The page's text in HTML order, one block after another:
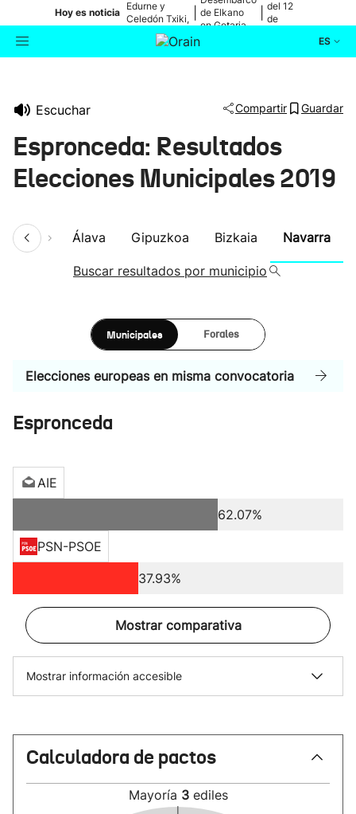
Hoy es noticia
Edurne y
Celedón Txiki,
en directo
de Elkano
en Getaria
del 12
de
ES
Cultura
Escuchar Compartir Guardar
Espronceda: Resultados
Elecciones Municipales 2019
Álava Gipuzkoa Bizkaia Navarra
Buscar resultados por municipio
Municipales Forales
Elecciones europeas en misma convocatoria
Espronceda
AIE
62.07%
PSN-PSOE
37.93%
Mostrar comparativa
Mostrar información accesible
Calculadora de pactos
Mayoría 3 ediles